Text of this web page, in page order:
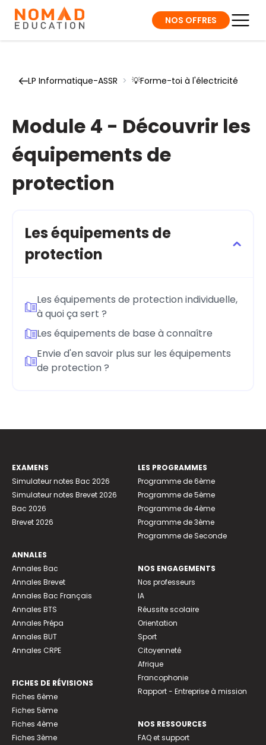
NOS OFFRES
LP Informatique-ASSR > 💡Forme-toi à l'électricité
Module 4 - Découvrir les
équipements de
protection
Les équipements de
protection
Les équipements de protection individuelle,
à quoi ça sert ?
Les équipements de base à connaître
Envie d'en savoir plus sur les équipements
de protection ?
EXAMENS
Simulateur notes Bac 2026
Simulateur notes Brevet 2026
Bac 2026
Brevet 2026
ANNALES
Annales Bac
Annales Brevet
Annales Bac Français
Annales BTS
Annales Prépa
Annales BUT
Annales CRPE
FICHES DE RÉVISIONS
Fiches 6ème
Fiches 5ème
Fiches 4ème
Fiches 3ème
LES PROGRAMMES
Programme de 6ème
Programme de 5ème
Programme de 4ème
Programme de 3ème
Programme de Seconde
NOS ENGAGEMENTS
Nos professeurs
IA
Réussite scolaire
Orientation
Sport
Citoyenneté
Afrique
Francophonie
Rapport - Entreprise à mission
NOS RESSOURCES
FAQ et support